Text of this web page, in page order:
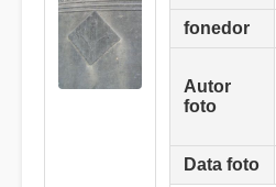
fonedor
Autor
foto
Data foto